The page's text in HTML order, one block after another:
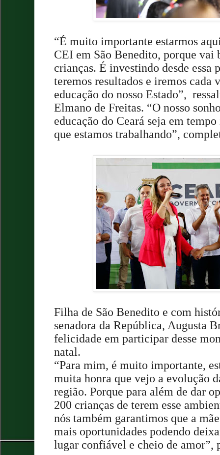
“É muito importante estarmos
CEI em São Benedito, porque vai
crianças. É investindo desde essa
teremos resultados e iremos cada
educação do nosso Estado”,
Elmano de Freitas. “O nosso
educação do Ceará seja em
que estamos trabalhando”,
Filha de São Benedito e com
senadora da República, Augusta
felicidade em participar desse
natal.
“Para mim, é muito importante,
muita honra que vejo a evolução
região. Porque para além de dar
200 crianças de terem esse
nós também garantimos que a
mais oportunidades podendo
lugar confiável e cheio de amor”,